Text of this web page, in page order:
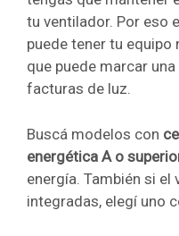
tu ventilador. Por eso
puede tener tu equipo
que puede marcar
facturas de luz.
Buscá modelos con
energética A o
energía. También si el
integradas, elegí uno